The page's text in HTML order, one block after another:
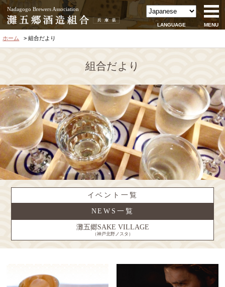
Nadagogo Brewers Association
LANGUAGE MENU
ホーム 組合だより
組合だより
イベント一覧
NEWS一覧
灘五郷SAKE VILLAGE
（神戸北野ノスタ）